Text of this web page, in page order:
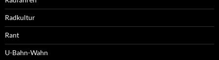
Radkultur
Rant
U-Bahn-Wahn